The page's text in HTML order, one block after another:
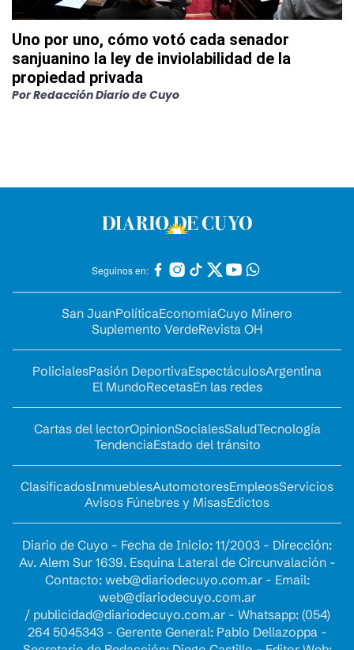
Uno por uno, cómo votó cada senador
sanjuanino la ley de inviolabilidad de la
propiedad privada
PorRedacción Diario de Cuyo
Seguinos en:
San JuanPolíticaEconomíaCuyo Minero
Suplemento VerdeRevista OH
PolicialesPasión DeportivaEspectáculosArgentina
El MundoRecetasEn las redes
Cartas del lectorOpinionSocialesSaludTecnología
TendenciaEstado del tránsito
ClasificadosInmueblesAutomotoresEmpleosServicios
Avisos Fúnebres y MisasEdictos
Diario de Cuyo - Fecha de Inicio: 11/2003 - Dirección:
Av. Alem Sur 1639. Esquina Lateral de Circunvalación -
Contacto: web@diariodecuyo.com.ar- Email:
web@diariodecuyo.com.ar
/ publicidad@diariodecuyo.com.ar- Whatsapp: (054)
264 5045343 - Gerente General: Pablo Dellazoppa -